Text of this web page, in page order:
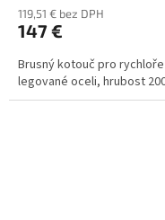
119,51 € bez DPH
147 €
Brusný kotouč pro
legované oceli, hrubost